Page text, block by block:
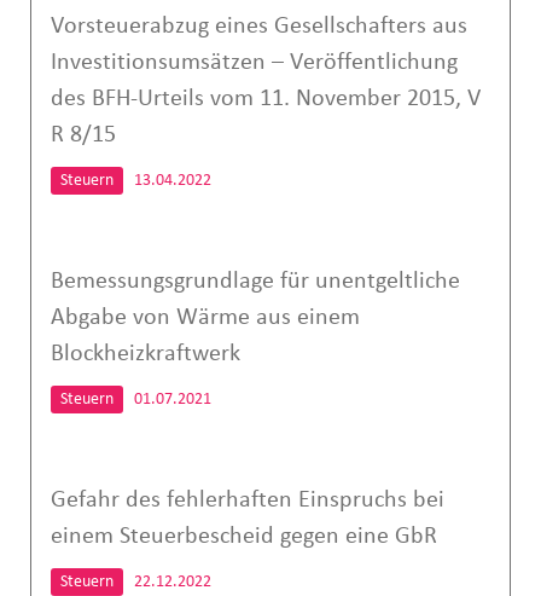
Vorsteuerabzug eines Gesellschafters aus
Investitionsumsätzen – Veröffentlichung
des BFH-Urteils vom 11. November 2015, V
R 8/15
Steuern 13.04.2022
Bemessungsgrundlage für unentgeltliche
Abgabe von Wärme aus einem
Blockheizkraftwerk
Steuern 01.07.2021
Gefahr des fehlerhaften Einspruchs bei
einem Steuerbescheid gegen eine GbR
Steuern 22.12.2022